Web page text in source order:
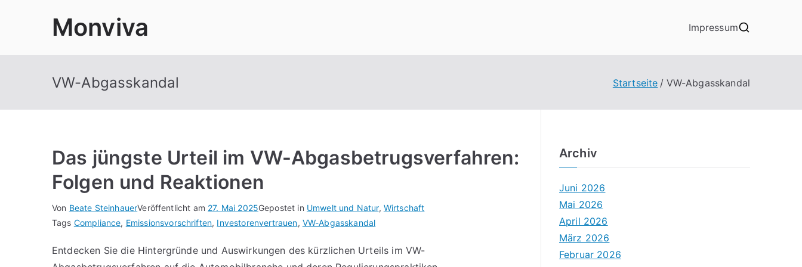
Monviva Impressum
VW-Abgasskandal Startseite VW-Abgasskandal
Das jüngste Urteil im VW-Abgasbetrugsverfahren:
Folgen und Reaktionen
Von Beate SteinhauerVeröffentlicht am 27. Mai 2025Gepostet in Umwelt und Natur, Wirtschaft
Tags Compliance, Emissionsvorschriften, Investorenvertrauen, VW-Abgasskandal
Entdecken Sie die Hintergründe und Auswirkungen des kürzlichen Urteils im VW-
Archiv
Juni 2026
Mai 2026
April 2026
März 2026
Februar 2026